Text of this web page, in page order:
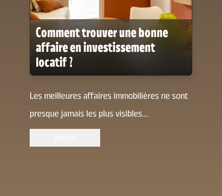
Comment trouver une bonne
affaire en investissement
locatif ?
Les meilleures affaires immobilières ne sont
presque jamais les plus visibles....